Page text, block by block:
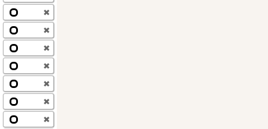
✖
✖
✖
✖
✖
✖
✖